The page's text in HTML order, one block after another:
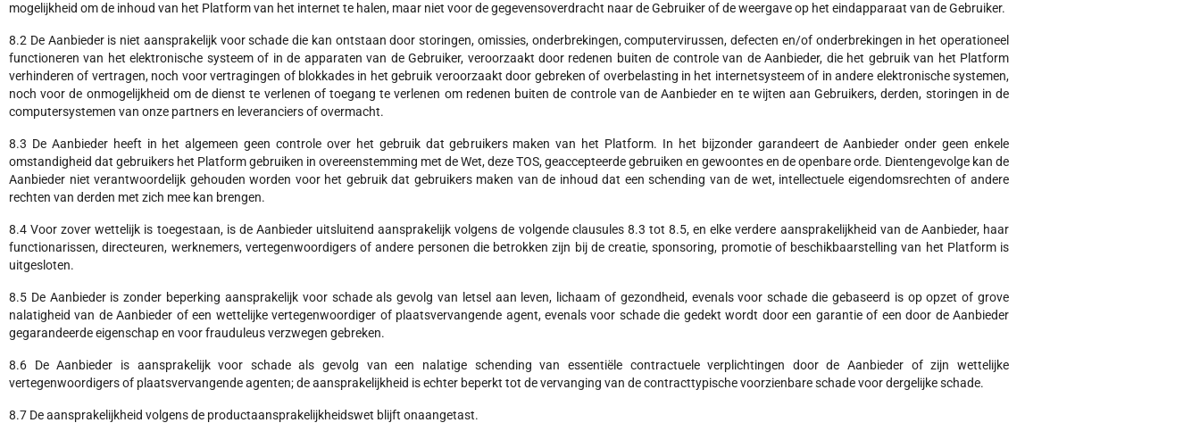
mogelijkheid om de inhoud van het Platform van het internet te halen, maar niet voor de gegevensoverdracht naar de Gebruiker of de weergave op het eindapparaat van de Gebruiker.
8.2 De Aanbieder is niet aansprakelijk voor schade die kan ontstaan door storingen, omissies, onderbrekingen, computervirussen, defecten en/of onderbrekingen in het operationeel
functioneren van het elektronische systeem of in de apparaten van de Gebruiker, veroorzaakt door redenen buiten de controle van de Aanbieder, die het gebruik van het Platform
verhinderen of vertragen, noch voor vertragingen of blokkades in het gebruik veroorzaakt door gebreken of overbelasting in het internetsysteem of in andere elektronische systemen,
noch voor de onmogelijkheid om de dienst te verlenen of toegang te verlenen om redenen buiten de controle van de Aanbieder en te wijten aan Gebruikers, derden, storingen in de
computersystemen van onze partners en leveranciers of overmacht.
8.3 De Aanbieder heeft in het algemeen geen controle over het gebruik dat gebruikers maken van het Platform. In het bijzonder garandeert de Aanbieder onder geen enkele
omstandigheid dat gebruikers het Platform gebruiken in overeenstemming met de Wet, deze TOS, geaccepteerde gebruiken en gewoontes en de openbare orde. Dientengevolge kan de
Aanbieder niet verantwoordelijk gehouden worden voor het gebruik dat gebruikers maken van de inhoud dat een schending van de wet, intellectuele eigendomsrechten of andere
rechten van derden met zich mee kan brengen.
8.4 Voor zover wettelijk is toegestaan, is de Aanbieder uitsluitend aansprakelijk volgens de volgende clausules 8.3 tot 8.5, en elke verdere aansprakelijkheid van de Aanbieder, haar
functionarissen, directeuren, werknemers, vertegenwoordigers of andere personen die betrokken zijn bij de creatie, sponsoring, promotie of beschikbaarstelling van het Platform is
uitgesloten.
8.5 De Aanbieder is zonder beperking aansprakelijk voor schade als gevolg van letsel aan leven, lichaam of gezondheid, evenals voor schade die gebaseerd is op opzet of grove
nalatigheid van de Aanbieder of een wettelijke vertegenwoordiger of plaatsvervangende agent, evenals voor schade die gedekt wordt door een garantie of een door de Aanbieder
gegarandeerde eigenschap en voor frauduleus verzwegen gebreken.
8.6 De Aanbieder is aansprakelijk voor schade als gevolg van een nalatige schending van essentiële contractuele verplichtingen door de Aanbieder of zijn wettelijke
vertegenwoordigers of plaatsvervangende agenten; de aansprakelijkheid is echter beperkt tot de vervanging van de contracttypische voorzienbare schade voor dergelijke schade.
8.7 De aansprakelijkheid volgens de productaansprakelijkheidswet blijft onaangetast.